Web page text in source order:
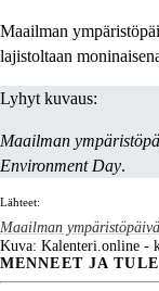
Maailman
lajistoltaan
Lyhyt kuvaus:
Maailman
Environment Day.
Lähteet:
Maailman ympäristöpäivä
Kuva: Kalenteri.online -
MENNEET JA